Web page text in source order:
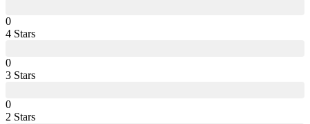
0
4 Stars
0
3 Stars
0
2 Stars